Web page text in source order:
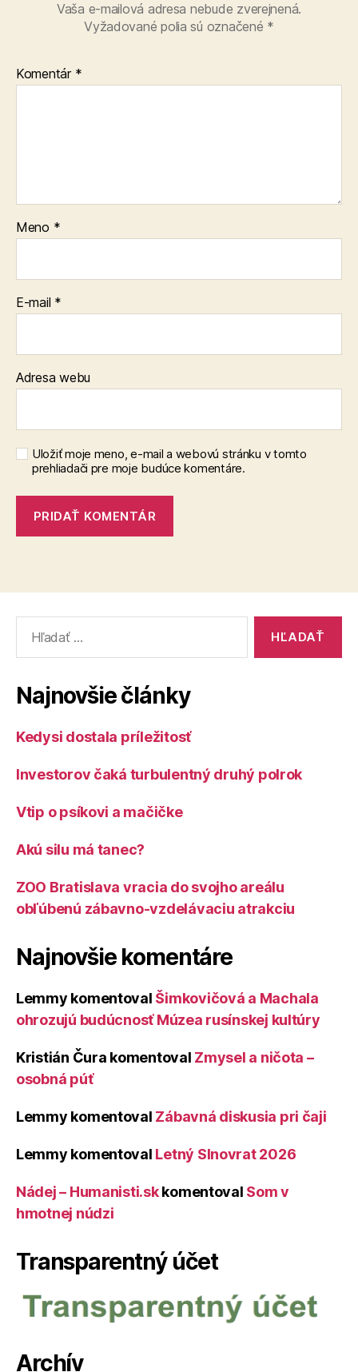
Vaša e-mailová adresa nebude zverejnená.
Vyžadované polia sú označené *
Komentár *
Meno *
E-mail *
Adresa webu
Uložiť moje meno, e-mail a webovú stránku v tomto
prehliadači pre moje budúce komentáre.
Najnovšie články
Kedysi dostala príležitosť
Investorov čaká turbulentný druhý polrok
Vtip o psíkovi a mačičke
Akú silu má tanec?
ZOO Bratislava vracia do svojho areálu
obľúbenú zábavno-vzdelávaciu atrakciu
Najnovšie komentáre
Lemmy komentoval Šimkovičová a Machala
ohrozujú budúcnosť Múzea rusínskej kultúry
Kristián Čura komentoval Zmysel a ničota –
osobná púť
Lemmy komentoval Zábavná diskusia pri čaji
Lemmy komentoval Letný Slnovrat 2026
Nádej – Humanisti.skkomentoval Som v
hmotnej núdzi
Transparentný účet
Archív